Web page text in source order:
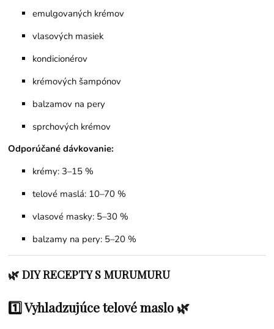
emulgovaných krémov
vlasových masiek
kondicionérov
krémových šampónov
balzamov na pery
sprchových krémov
Odporúčané dávkovanie:
krémy: 3–15 %
telové maslá: 10–70 %
vlasové masky: 5–30 %
balzamy na pery: 5–20 %
🌿 DIY RECEPTY S MURUMURU
1️⃣ Vyhladzujúce telové maslo 🌿